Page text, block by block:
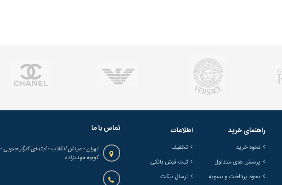
راهنمای خرید
نحوه خرید
پرسش های متداول
نحوه پرداخت و تسویه
اطلاعات
تخفیف
ثبت فیش بانکی
ارسال تیکت
تماس با ما
تهران - میدان انقلاب - ابتدای کارگر جنوبی -
کوچه مهدیزاده